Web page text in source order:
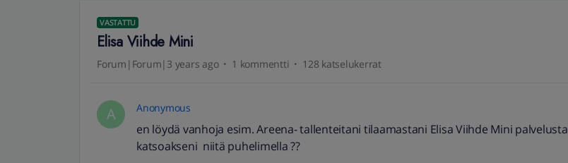
VASTATTU
Elisa Viihde Mini
Forum|Forum|3 years ago 1 kommentti 128 katselukerrat
A Anonymous
en löydä vanhoja esim. Areena- tallenteitani tilaamastani Elisa Viihde Mini palvelusta
katsoakseni niitä puhelimella ??